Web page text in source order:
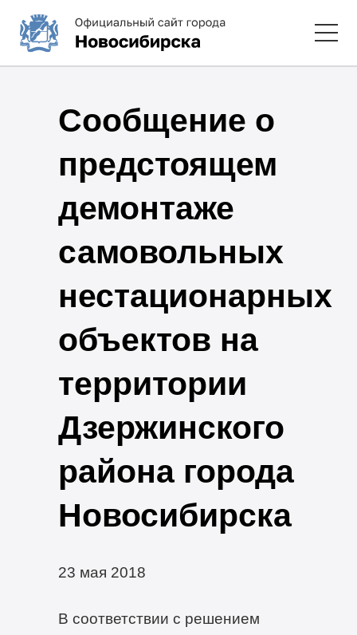
Сообщение о
предстоящем
демонтаже
самовольных
нестационарных
объектов на
территории
Дзержинского
района города
Новосибирска
23 мая 2018
В соответствии с решением